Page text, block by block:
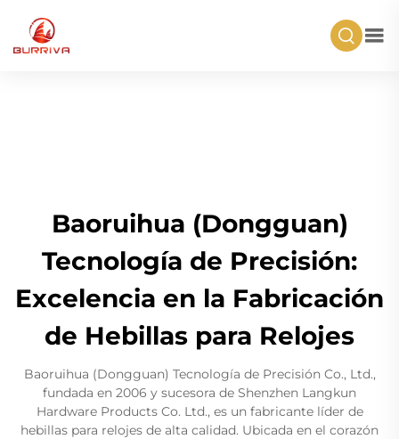
Baoruihua (Dongguan)
Tecnología de Precisión:
Excelencia en la Fabricación
de Hebillas para Relojes
Baoruihua (Dongguan) Tecnología de Precisión Co., Ltd.,
fundada en 2006 y sucesora de Shenzhen Langkun
Hardware Products Co. Ltd., es un fabricante líder de
hebillas para relojes de alta calidad. Ubicada en el corazón